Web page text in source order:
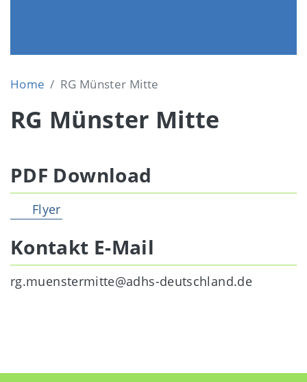
Home RG Münster Mitte
RG Münster Mitte
PDF Download
Flyer
Kontakt E-Mail
rg.muenstermitte@adhs-deutschland.de